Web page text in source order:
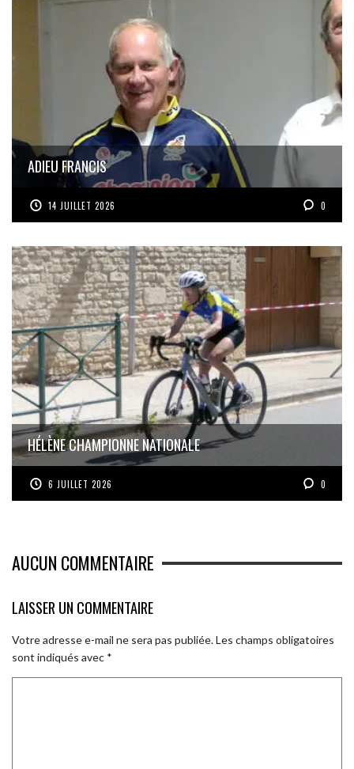
ADIEU FRANCIS
14 JUILLET 2026 0
HÉLÈNE CHAMPIONNE NATIONALE
6 JUILLET 2026 0
AUCUN COMMENTAIRE
LAISSER UN COMMENTAIRE
Votre adresse e-mail ne sera pas publiée.Les champs obligatoires
sont indiqués avec *